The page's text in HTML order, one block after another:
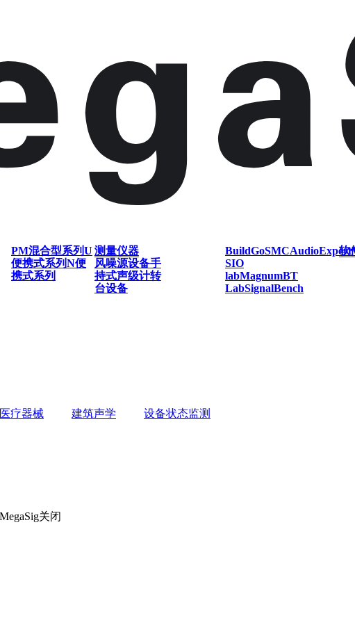
测量仪器
PM混合型系列U
便携式系列N便
携式系列
风噪源设备手
持式声级计转
台设备
软
BuildGoSMCAudioExpert
SIO
labMagnumBT
LabSignalBench
医疗器械 建筑声学 设备状态监测
关闭